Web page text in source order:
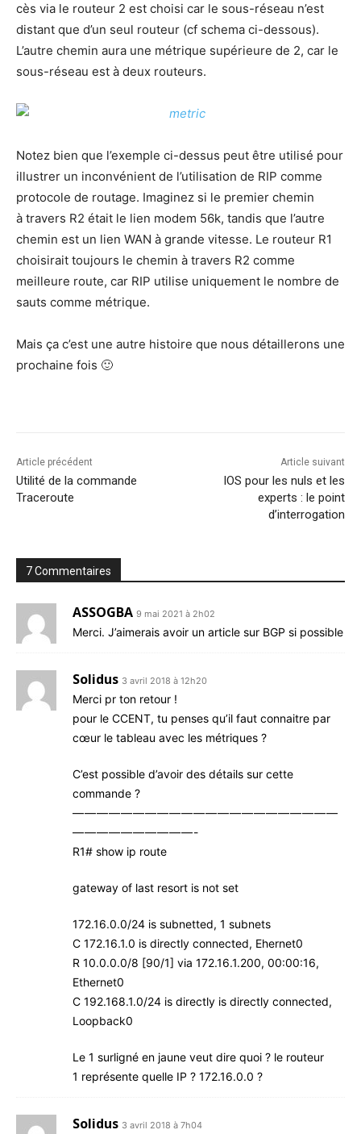
cès via le rou­teur 2 est choi­si car le sous-réseau n’est
dis­tant que d’un seul rou­teur (cf sche­ma ci-des­sous).
L’autre che­min aura une métrique supé­rieure de 2, car le
sous-réseau est à deux routeurs.
Notez bien que l’exemple ci-des­sus peut être uti­li­sé pour
illus­trer un incon­vé­nient de l’u­ti­li­sa­tion de RIP comme
pro­to­cole de rou­tage. Ima­gi­nez si le pre­mier che­min
à tra­vers R2 était le lien modem 56k, tan­dis que l’autre
che­min est un lien WAN à grande vitesse. Le rou­teur R1
choi­si­rait tou­jours le che­min à tra­vers R2 comme
meilleure route, car RIP uti­lise uni­que­ment le nombre de
sauts comme métrique.
Mais ça c’est une autre his­toire que nous détaille­rons une
pro­chaine fois 🙂
Article précédent
Utilité de la commande
Traceroute
Article suivant
IOS pour les nuls et les
experts : le point
d’interrogation
7 Commentaires
ASSOGBA 9 mai 2021 à 2h02
Mer­ci. J’ai­me­rais avoir un article sur BGP si possible
Solidus 3 avril 2018 à 12h20
Mer­ci pr ton retour !
pour le CCENT, tu penses qu’il faut connaitre par
cœur le tableau avec les métriques ?
C’est pos­sible d’a­voir des détails sur cette
commande ?
— — — — — — — — — — — — — — — — — — — — — —
— — — — — — — — — — -
R1# show ip route
gate­way of last resort is not set
172.16.0.0/24 is sub­net­ted, 1 subnets
C 172.16.1.0 is direct­ly connec­ted, Ehernet0
R 10.0.0.0/8 [90/1] via 172.16.1.200, 00:00:16,
Ethernet0
C 192.168.1.0/24 is direct­ly is direct­ly connec­ted,
Loopback0
Le 1 sur­li­gné en jaune veut dire quoi ? le rou­teur
1 repré­sente quelle IP ? 172.16.0.0 ?
Solidus 3 avril 2018 à 7h04